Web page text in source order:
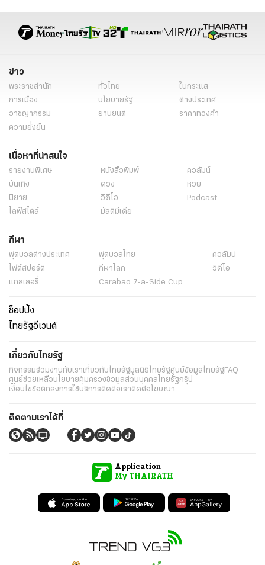
ข่าว
พระราชสำนัก ทั่วไทย
ในกระแส
การเมือง
นโยบายรัฐ
ต่างประเทศ
อาชญากรรม
ยานยนต์
ราคาทองคำ
ความยั่งยืน
เนื้อหาที่น่าสนใจ
รายงานพิเศษ หนังสือพิมพ์
คอลัมน์
บันเทิง
ดวง
หวย
นิยาย
วิดีโอ
Podcast
ไลฟ์สไตล์
มัลติมีเดีย
กีฬา
ฟุตบอลต่่างประเทศ ฟุตบอลไทย
คอลัมน์
ไฟต์สปอร์ต
กีฬาโลก
วิดีโอ
แกลเลอรี่
Carabao 7-a-Side Cup
ช็อปปิ้ง
ไทยรัฐอีเวนต์
เกี่ยวกับไทยรัฐ
กิจกรรมร่วมงานกับเราเกี่ยวกับไทยรัฐมูลนิธิไทยรัฐศูนย์ข้อมูลไทยรัฐ FAQ
ศูนย์ช่วยเหลือนโยบายคุ้มครองข้อมูลส่วนบุคคลไทยรัฐกรุ๊ป
เงื่อนไขข้อตกลงการใช้บริการติดต่อเราติดต่อโฆษณา
ติดตามเราได้ที่
Application
My THAIRATH